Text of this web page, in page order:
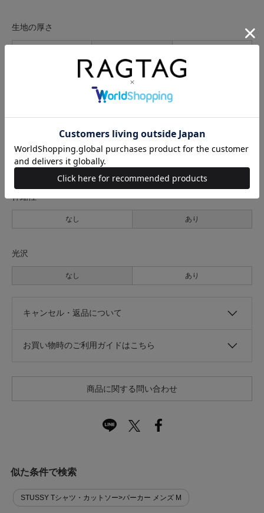
生地の厚さ
なし
伸縮性
なし あり
光沢
なし あり
キャンセル・返品について
お買い物時のご利用ガイドはこちら
商品に関する問い合わせ
似た条件で検索
STUSSY Tシャツ・カットソー>パーカー メンズ M